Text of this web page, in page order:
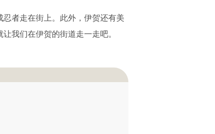
者走在街上。此外，伊贺还有美
我们在伊贺的街道走一走吧。